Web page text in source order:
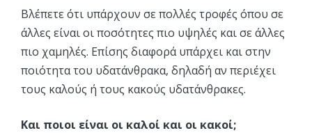
Βλέπετε ότι υπάρχουν σε πολλές τροφές όπου σε
άλλες είναι οι ποσότητες πιο υψηλές και σε άλλες
πιο χαμηλές. Επίσης διαφορά υπάρχει και στην
ποιότητα του υδατάνθρακα, δηλαδή αν περιέχει
τους καλούς ή τους κακούς υδατάνθρακες.
Και ποιοι είναι οι καλοί και οι κακοί;